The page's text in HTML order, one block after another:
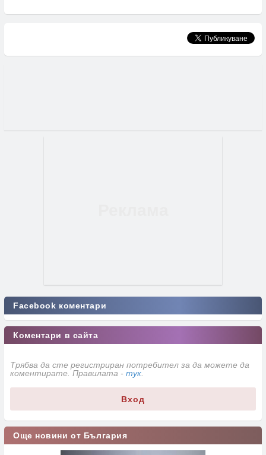
Facebook коментари
Коментари в сайта
Трябва да сте регистриран потребител за да можете да
коментирате. Правилата - тук
Вход
Още новини от България